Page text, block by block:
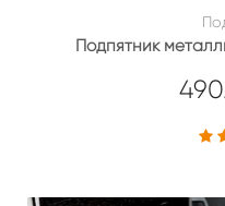
Подпятник